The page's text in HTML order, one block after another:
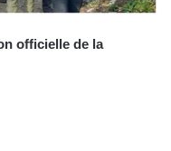
officielle de la